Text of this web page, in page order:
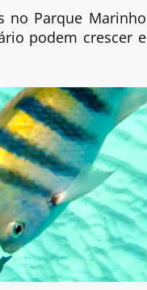
no Parque Marinho
podem crescer e